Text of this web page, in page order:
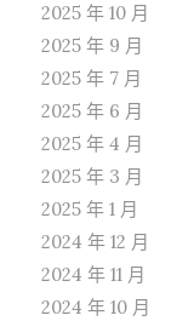
2025 年 10 月
2025 年 9 月
2025 年 7 月
2025 年 6 月
2025 年 4 月
2025 年 3 月
2025 年 1 月
2024 年 12 月
2024 年 11 月
2024 年 10 月